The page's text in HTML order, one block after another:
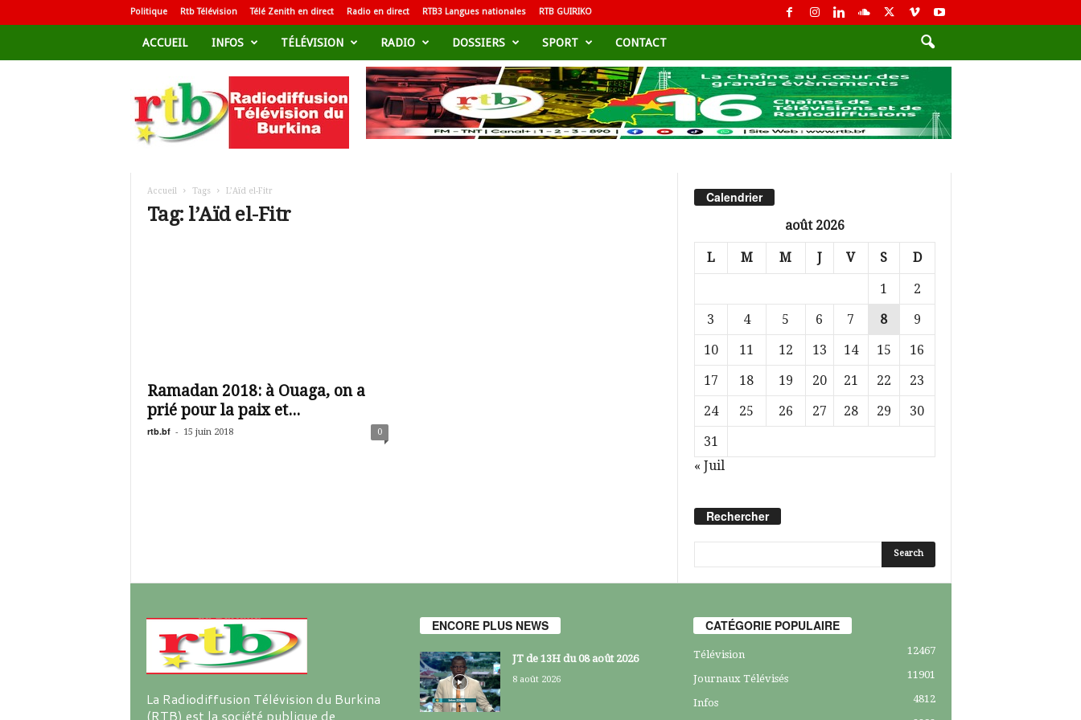
Politique Rtb Télévision Télé Zenith en direct Radio en direct RTB3 Langues nationales RTB GUIRIKO
ACCUEIL INFOS TÉLÉVISION RADIO DOSSIERS SPORT CONTACT
d
i
i
Accueil Tags L’Aïd el-Fitr
Tag: l’Aïd el-Fitr
Ramadan 2018: à Ouaga, on a
prié pour la paix et...
rtb.bf - 15 juin 2018 0
Calendrier
août 2026
L M M J V S D
1
2
3
4 5 6 7 8
9
10
11 12 13 14 15
16
17
18 19 20 21 22
23
24
25 26 27 28 29
30
31
« Juil
Rechercher
La Radiodiffusion Télévision du Burkina
(RTB) est la société publique de
ENCORE PLUS NEWS
JT de 13H du 08 août 2026
8 août 2026
CATÉGORIE POPULAIRE
Télévision 12467
Journaux Télévisés 11901
Infos
4812